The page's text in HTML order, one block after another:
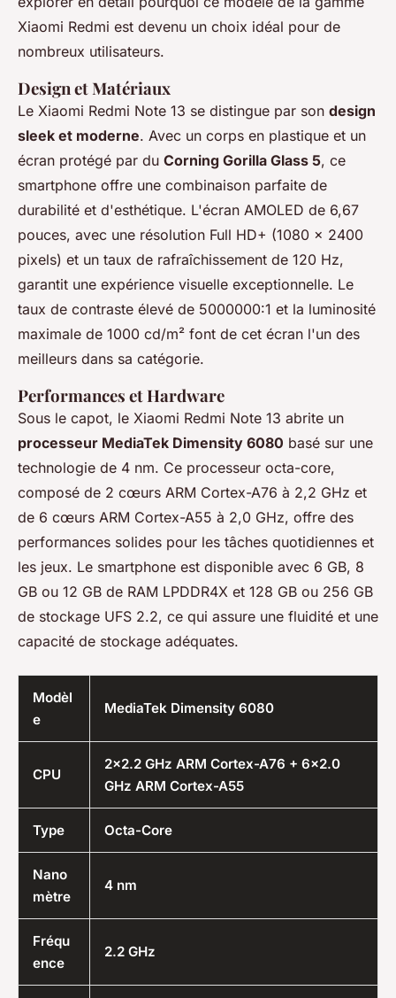
Xiaomi Redmi est devenu un choix idéal pour de
nombreux utilisateurs.
Design et Matériaux
Le Xiaomi Redmi Note 13 se distingue par son design
sleek et moderne. Avec un corps en plastique et un
écran protégé par du Corning Gorilla Glass 5, ce
smartphone offre une combinaison parfaite de
durabilité et d'esthétique. L'écran AMOLED de 6,67
pouces, avec une résolution Full HD+ (1080 x 2400
pixels) et un taux de rafraîchissement de 120 Hz,
garantit une expérience visuelle exceptionnelle. Le
taux de contraste élevé de 5000000:1 et la luminosité
maximale de 1000 cd/m² font de cet écran l'un des
meilleurs dans sa catégorie.
Performances et Hardware
Sous le capot, le Xiaomi Redmi Note 13 abrite un
processeur MediaTek Dimensity 6080 basé sur une
technologie de 4 nm. Ce processeur octa-core,
composé de 2 cœurs ARM Cortex-A76 à 2,2 GHz et
de 6 cœurs ARM Cortex-A55 à 2,0 GHz, offre des
performances solides pour les tâches quotidiennes et
les jeux. Le smartphone est disponible avec 6 GB, 8
GB ou 12 GB de RAM LPDDR4X et 128 GB ou 256 GB
de stockage UFS 2.2, ce qui assure une fluidité et une
capacité de stockage adéquates.
Modèl
e
MediaTek Dimensity 6080
CPU
2x2.2 GHz ARM Cortex-A76 + 6x2.0
GHz ARM Cortex-A55
Type Octa-Core
Nano
mètre
4 nm
Fréqu
ence
2.2 GHz